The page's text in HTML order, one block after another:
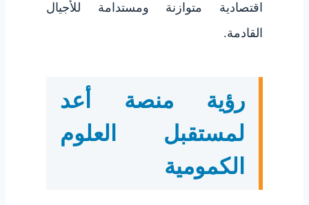
اقتصادية متوازنة ومستدامة للأجيال
القادمة.
رؤية منصة أعد
لمستقبل العلوم
الكمومية